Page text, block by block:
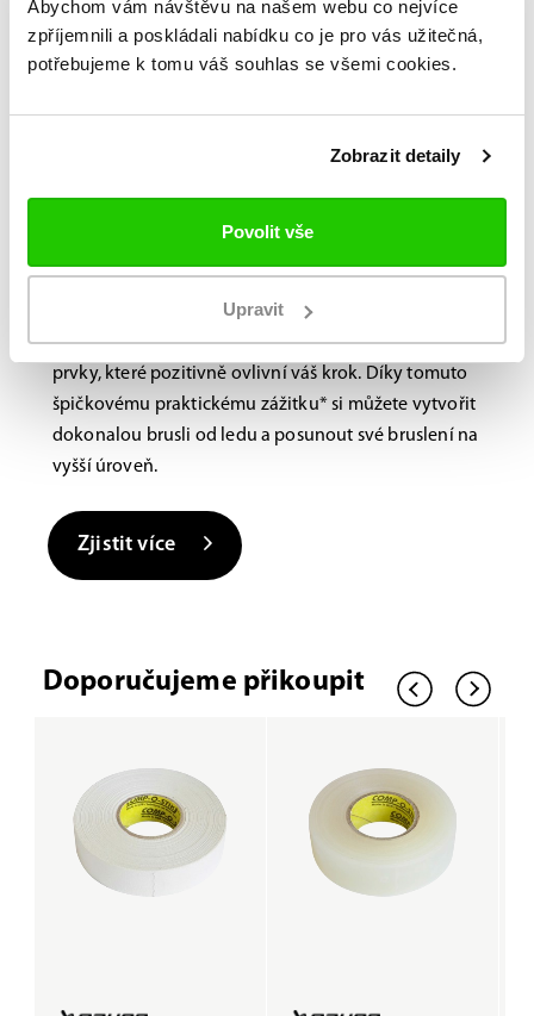
Abychom vám návštěvu na našem webu co nejvíce
zpříjemnili a poskládali nabídku co je pro vás užitečná,
potřebujeme k tomu váš souhlas se všemi cookies.
Zobrazit detaily
Povolit vše
Upravit
Brusle na míru?
Navštivte nás na
prodejně.
výkon, využívá novou, nejmodernější technologii
skenování, která identifikuje jedinečné vlastnosti
vašich nohou a doporučuje různé výkonnostní
prvky, které pozitivně ovlivní váš krok. Díky tomuto
špičkovému praktickému zážitku* si můžete vytvořit
dokonalou brusli od ledu a posunout své bruslení na
vyšší úroveň.
Zjistit více
Doporučujeme přikoupit